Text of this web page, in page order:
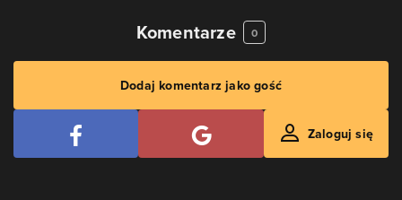
Komentarze 0
Dodaj komentarz jako gość
Zaloguj się